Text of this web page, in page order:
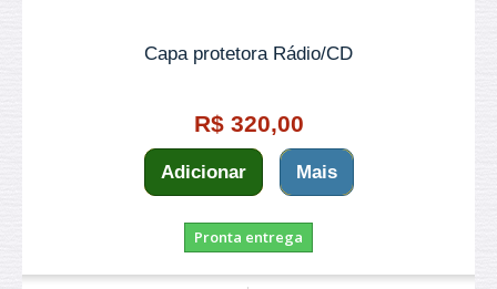
Capa protetora Rádio/CD
R$ 320,00
Adicionar Mais
Pronta entrega